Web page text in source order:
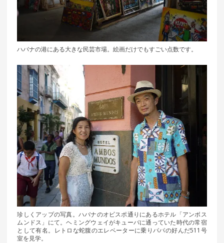
ハバナの港にある大きな民芸市場。絵画だけでもすごい点数です。
珍しくアップの写真。ハバナのオビスポ通りにあるホテル「アンボス
ムンドス」にて。ヘミングウェイがキューバに通っていた時代の常宿
として有名。レトロな蛇腹のエレベーターに乗りパパの好んだ511号
室を見学。